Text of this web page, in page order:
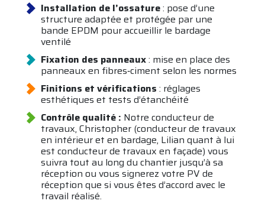
Installation de l’ossature: pose d’une
structure adaptée et protégée par une
bande EPDM pour accueillir le bardage
ventilé
Fixation des panneaux: mise en place des
panneaux en fibres‑ciment selon les normes
Finitions et vérifications : réglages
esthétiques et tests d’étanchéité
Contrôle qualité : Notre conducteur de
travaux, Christopher (conducteur de travaux
en intérieur et en bardage, Lilian quant à lui
est conducteur de travaux en façade) vous
suivra tout au long du chantier jusqu’à sa
réception ou vous signerez votre PV de
réception que si vous êtes d’accord avec le
travail réalisé.